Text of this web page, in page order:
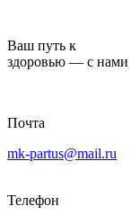
содержимому
Ваш путь к
здоровью — с нами
Почта
mk-partus@mail.ru
Телефон